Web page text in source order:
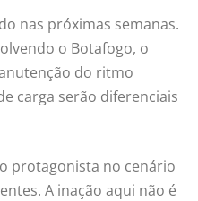
nas próximas semanas.
o Botafogo, o
do ritmo
carga serão diferenciais
protagonista no cenário
A inação aqui não é